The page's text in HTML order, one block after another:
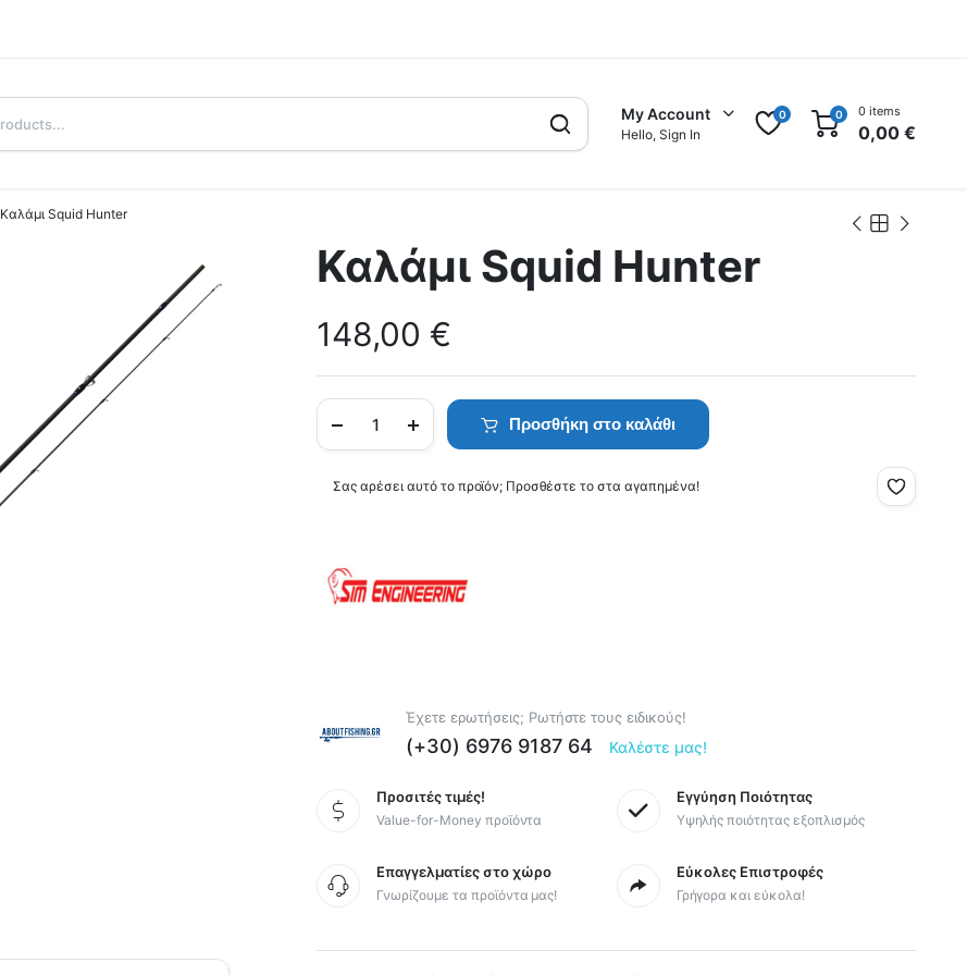
My Account
Hello, Sign In
0 0 0 items
0,00€
Καλάμι Squid Hunter
Καλάμι Squid Hunter
148,00 €
Προσθήκη στο καλάθι
Σας αρέσει αυτό το προϊόν; Προσθέστε το στα αγαπημένα!
Έχετε ερωτήσεις; Ρωτήστε τους ειδικούς!
(+30) 6976 9187 64 Καλέστε μας!
Προσιτές τιμές!
Value-for-Money προϊόντα
Εγγύηση Ποιότητας
Υψηλής ποιότητας εξοπλισμός
Επαγγελματίες στο χώρο
Γνωρίζουμε τα προϊόντα μας!
Εύκολες Επιστροφές
Γρήγορα και εύκολα!